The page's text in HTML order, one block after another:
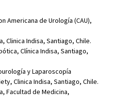
Americana de Urología (CAU),
Clinica Indisa, Santiago, Chile.
Clínica Indisa, Santiago,
y Laparoscopía
Clinica Indisa, Santiago, Chile.
Facultad de Medicina,